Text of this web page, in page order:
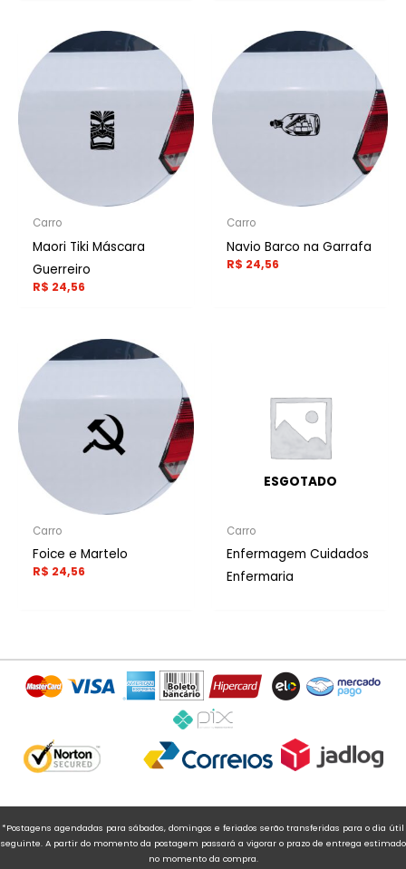
Carro
Maori Tiki Máscara
Guerreiro
R$ 24,56
Carro
Navio Barco na Garrafa
R$ 24,56
Carro
Foice e Martelo
R$ 24,56
ESGOTADO
Carro
Enfermagem Cuidados
Enfermaria
*Postagens agendadas para sábados, domingos e feriados serão transferidas para o dia útil
seguinte. A partir do momento da postagem passará a vigorar o prazo de entrega estimado
no momento da compra.